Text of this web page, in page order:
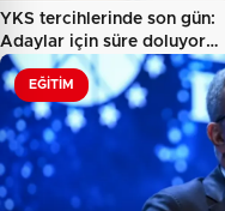
YKS tercihlerinde son gün:
Adaylar için süre doluyor…
EĞITIM